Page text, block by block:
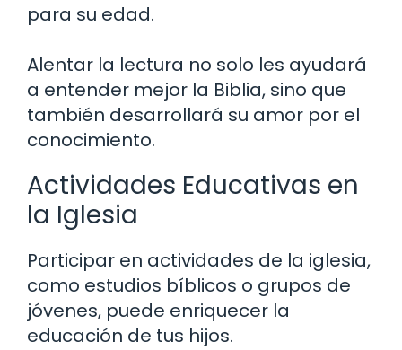
para su edad.
Alentar la lectura no solo les ayudará
a entender mejor la Biblia, sino que
también desarrollará su amor por el
conocimiento.
Actividades Educativas en
la Iglesia
Participar en actividades de la iglesia,
como estudios bíblicos o grupos de
jóvenes, puede enriquecer la
educación de tus hijos.